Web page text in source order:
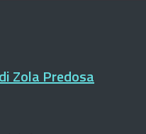
Zola Predosa